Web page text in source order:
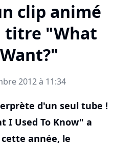
clip animé
titre "What
2012 à 11:34
d'un seul tube !
I Used To Know" a
année, le